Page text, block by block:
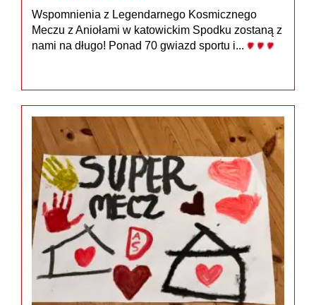
Wspomnienia z Legendarnego Kosmicznego
Meczu z Aniołami w katowickim Spodku zostaną z
nami na długo! Ponad 70 gwiazd sportu i...